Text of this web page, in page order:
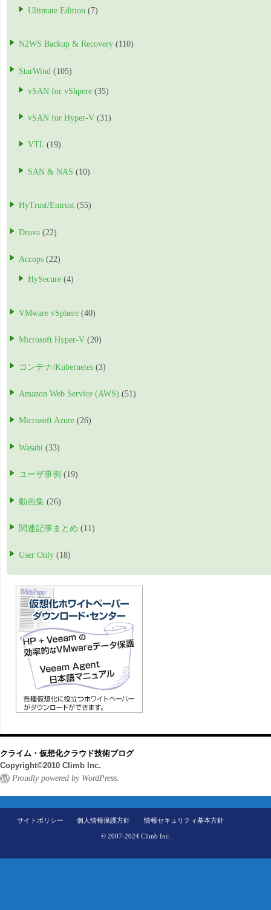
Ultimate Edition (7)
N2WS Backup & Recovery (110)
StarWind (105)
vSAN for vShpere (35)
vSAN for Hyper-V (31)
VTL (19)
SAN & NAS (10)
HyTrust/Entrust (55)
Druva (22)
Accops (22)
HySecure (4)
VMware vSphere (40)
Microsoft Hyper-V (20)
コンテナ/Kubernetes (3)
Amazon Web Service (AWS) (51)
Microsoft Azure (26)
Wasabi (33)
ユーザ事例 (19)
動画集 (26)
関連記事まとめ (11)
User Only (18)
クライム・仮想化クラウド技術ブログ
Copyright©2010 Climb Inc.
Proudly powered by WordPress.
サイトポリシー 個人情報保護方針 情報セキュリティ基本方針
© 2007-2024 Climb Inc.